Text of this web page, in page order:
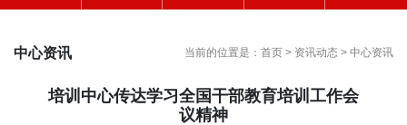
中心资讯 当前的位置是： 首页 > 资讯动态 > 中心资讯
培训中心传达学习全国干部教育培训工作会
议精神